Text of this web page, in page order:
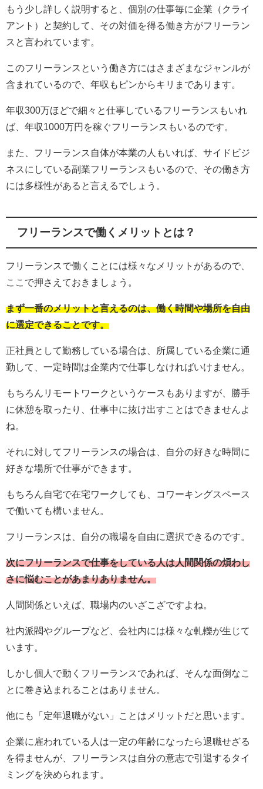
もう少し詳しく説明すると、個別の仕事毎に企業（クライ
アント）と契約して、その対価を得る働き方がフリーラン
スと言われています。
このフリーランスという働き方にはさまざまなジャンルが
含まれているので、年収もピンからキリまであります。
年収300万ほどで細々と仕事しているフリーランスもいれ
ば、年収1000万円を稼ぐフリーランスもいるのです。
また、フリーランス自体が本業の人もいれば、サイドビジ
ネスにしている副業フリーランスもいるので、その働き方
には多様性があると言えるでしょう。
フリーランスで働くメリットとは？
フリーランスで働くことには様々なメリットがあるので、
ここで押さえておきましょう。
まず一番のメリットと言えるのは、働く時間や場所を自由
に選定できることです。
正社員として勤務している場合は、所属している企業に通
勤して、一定時間は企業内で仕事しなければいけません。
もちろんリモートワークというケースもありますが、勝手
に休憩を取ったり、仕事中に抜け出すことはできませんよ
ね。
それに対してフリーランスの場合は、自分の好きな時間に
好きな場所で仕事ができます。
もちろん自宅で在宅ワークしても、コワーキングスペース
で働いても構いません。
フリーランスは、自分の職場を自由に選択できるのです。
次にフリーランスで仕事をしている人は人間関係の煩わし
さに悩むことがあまりありません。
人間関係といえば、職場内のいざこざですよね。
社内派閥やグループなど、会社内には様々な軋轢が生じて
います。
しかし個人で動くフリーランスであれば、そんな面倒なこ
とに巻き込まれることはありません。
他にも「定年退職がない」ことはメリットだと思います。
企業に雇われている人は一定の年齢になったら退職せざる
を得ませんが、フリーランスは自分の意志で引退するタイ
ミングを決められます。